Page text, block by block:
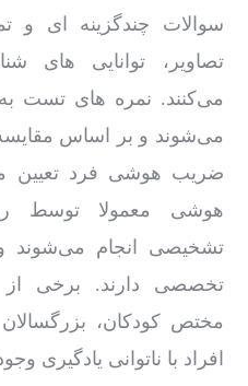
سوالات چندگزینه ‌ای و
تصاویر، توانایی ‌های
می‌کنند. نمره‌ های تست
می‌شوند و بر اساس
ضریب هوشی فرد
هوشی معمولا توسط
تشخیصی انجام می‌شوند
تخصصی دارند. برخی
مختص کودکان،
افراد با ناتوانی یادگیری